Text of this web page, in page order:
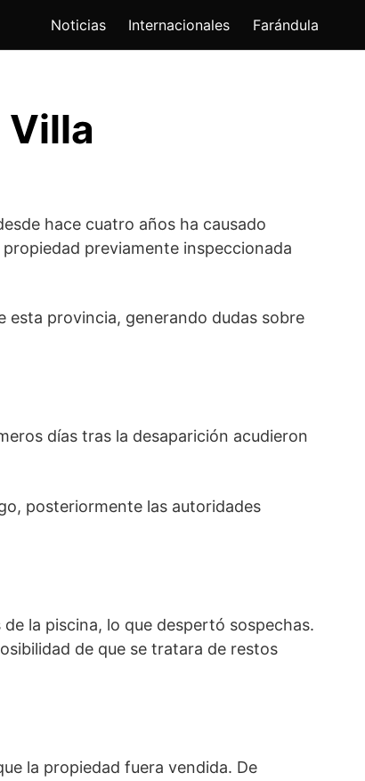
Noticias Internacionales Farándula
Villa
hace cuatro años ha causado
previamente inspeccionada
esta provincia, generando dudas sobre
días tras la desaparición acudieron
posteriormente las autoridades
la piscina, lo que despertó sospechas.
de que se tratara de restos
la propiedad fuera vendida. De